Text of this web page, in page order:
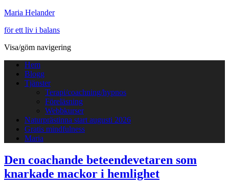
Maria Helander
för ett liv i balans
Visa/göm navigering
Hem
Blogg
Tjänster
Terapi/coachning/hypnos
Föreläsning
Webbkurser
Naturprästinna start augusti 2026
Gratis mindfulness
Maria
Den coachande beteendevetaren som
knarkade mackor i hemlighet